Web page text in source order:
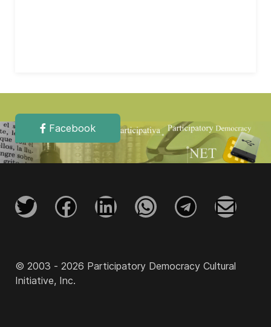
Facebook
© 2003 - 2026 Participatory Democracy Cultural
Initiative, Inc.